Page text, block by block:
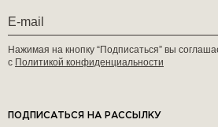
Нажимая на кнопку “Подписаться” вы
с Политикой конфиденциальности
ПОДПИСАТЬСЯ НА РАССЫЛКУ